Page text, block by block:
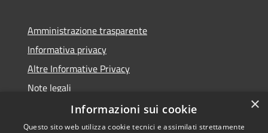
Amministrazione trasparente
Informativa privacy
Altre Informative Privacy
Note legali
Dichiarazione di accessibilità
×
Informazioni sui cookie
Questo sito web utilizza cookie tecnici e assimilati strettamente